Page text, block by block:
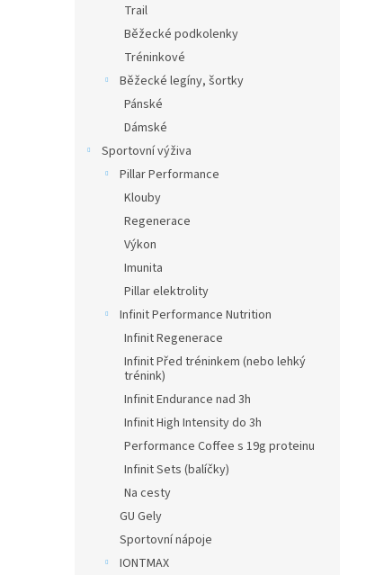
Trail
Běžecké podkolenky
Tréninkové
Běžecké legíny, šortky
Pánské
Dámské
Sportovní výživa
Pillar Performance
Klouby
Regenerace
Výkon
Imunita
Pillar elektrolity
Infinit Performance Nutrition
Infinit Regenerace
Infinit Před tréninkem (nebo lehký
trénink)
Infinit Endurance nad 3h
Infinit High Intensity do 3h
Performance Coffee s 19g proteinu
Infinit Sets (balíčky)
Na cesty
GU Gely
Sportovní nápoje
IONTMAX